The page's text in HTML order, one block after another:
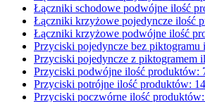
Łączniki schodowe podwójne ilość
Łączniki krzyżowe pojedyncze ilość
Łączniki krzyżowe podwójne ilość
Przyciski pojedyncze bez piktogramu
Przyciski pojedyncze z piktogramem
Przyciski podwójne ilość produktów:
Przyciski potrójne ilość produktów: 14
Przyciski poczwórne ilość